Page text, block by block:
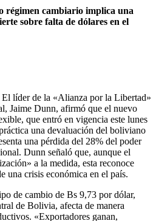
régimen cambiario implica una
sobre falta de dólares en el
líder de la «Alianza por la Libertad»
Jaime Dunn, afirmó que el nuevo
que entró en vigencia este lunes
una devaluación del boliviano
una pérdida del 28% del poder
Dunn señaló que, aunque el
a la medida, esta reconoce
una crisis económica en el país.
de cambio de Bs 9,73 por dólar,
de Bolivia, afecta de manera
«Exportadores ganan,